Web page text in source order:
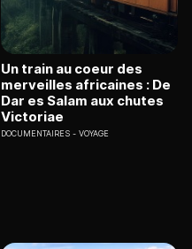
Un train au coeur des
merveilles africaines : De
Dar es Salam aux chutes
Victoriae
DOCUMENTAIRES VOYAGE